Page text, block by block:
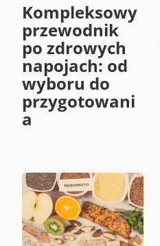
Kompleksowy
przewodnik
po zdrowych
napojach: od
wyboru do
przygotowani
a